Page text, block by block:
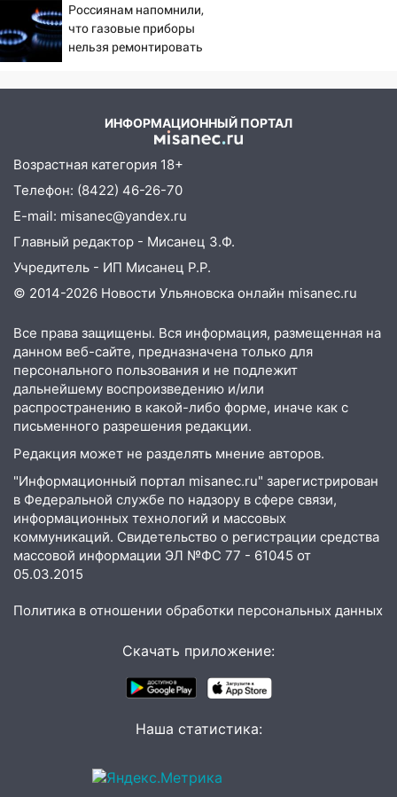
18:20
В Ульяновской области до конца
года благоустроят 20 родников
сирот получили жильё с начала года
Дорожный сезон перевалил за
экватор: в Ульяновской области
обновили половину региональных трасс
16:31 В Ульяновской области
капитально отремонтируют 101
многоквартирный дом
16:30 Прогноз погоды в Ульяновской
области на 5 августа
не защищены от лесных пожаров
16:12 Пуля пробила окно квартиры на
16-м этаже в Ульяновске
16:10 Прокуратура потребовала
Инзенском районе
16:06 Патриарх Кирилл оценил работу
Симбирской епархии
15:45 Жителям села Тагай больше не
придётся ездить в райцентр ради сдачи
15:30
После жалобы прокурору на
восстановили освещение
За неделю ульяновские спасатели
«посылку от дочери» и лишился более 3
миллионов рублей
Россиянам напомнили,
что газовые приборы
нельзя ремонтировать
ИНФОРМАЦИОННЫЙ ПОРТАЛ
Возрастная категория 18+
Телефон: (8422) 46-26-70
E-mail: misanec@yandex.ru
Главный редактор - Мисанец З.Ф.
Учредитель - ИП Мисанец Р.Р.
© 2014-2026 Новости Ульяновска онлайн misanec.ru
Все права защищены. Вся информация, размещенная на
данном веб-сайте, предназначена только для
персонального пользования и не подлежит
дальнейшему воспроизведению и/или
распространению в какой-либо форме, иначе как с
письменного разрешения редакции.
Редакция может не разделять мнение авторов.
"Информационный портал misanec.ru" зарегистрирован
в Федеральной службе по надзору в сфере связи,
информационных технологий и массовых
коммуникаций. Свидетельство о регистрации средства
массовой информации ЭЛ №ФС 77 - 61045 от
05.03.2015
Политика в отношении обработки персональных данных
Скачать приложение:
Наша статистика: